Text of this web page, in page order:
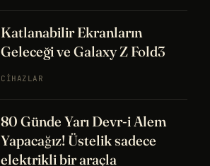
Katlanabilir Ekranların
Geleceği ve Galaxy Z Fold3
CIHAZLAR
80 Günde Yarı Devr-i Alem
Yapacağız! Üstelik sadece
elektrikli bir araçla